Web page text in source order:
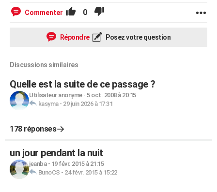
Commenter 0
Répondre Posez votre question
Discussions similaires
Quelle est la suite de ce passage ?
Utilisateur anonyme- 5 oct. 2008 à 20:15
kasyma- 29 juin 2026 à 17:31
178 réponses
un jour pendant la nuit
jeanba- 19 févr. 2015 à 21:15
BunoCS - 24 févr. 2015 à 15:22